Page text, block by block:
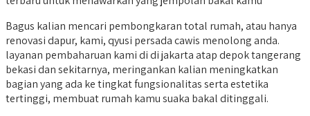
Bagus kalian mencari pembongkaran total rumah, atau hanya
renovasi dapur, kami, qyusi persada cawis menolong anda.
layanan pembaharuan kami di di jakarta atap depok tangerang
bekasi dan sekitarnya, meringankan kalian meningkatkan
bagian yang ada ke tingkat fungsionalitas serta estetika
tertinggi, membuat rumah kamu suaka bakal ditinggali.